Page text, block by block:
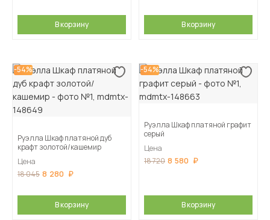
В корзину В корзину
-54%
Руэлла Шкаф платяной дуб
крафт золотой/кашемир
Цена
18 045 8 280
В корзину
-54%
Руэлла Шкаф платяной графит
серый
Цена
18 720 8 580
В корзину